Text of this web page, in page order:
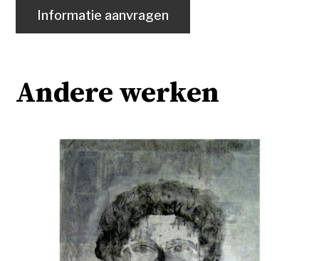
Informatie aanvragen
Andere werken